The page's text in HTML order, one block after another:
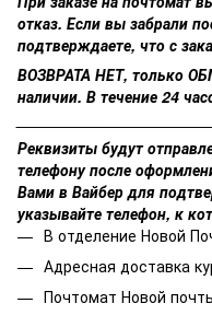
отказ. Если вы забрали
подтверждаете, что с
ВОЗВРАТА НЕТ, только
наличии. В течение 24
Реквизиты будут
телефону после
Вами в Вайбер для
указывайте телефон, к
В отделение Новой
Адресная доставка
Почтомат Новой